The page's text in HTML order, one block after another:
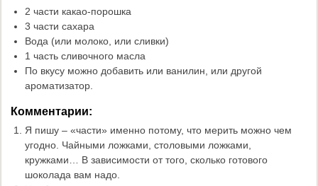
2 части какао-порошка
3 части сахара
Вода (или молоко, или сливки)
1 часть сливочного масла
По вкусу можно добавить или ванилин, или другой
ароматизатор.
Комментарии:
Я пишу – «части» именно потому, что мерить можно чем
угодно. Чайными ложками, столовыми ложками,
кружками… В зависимости от того, сколько готового
шоколада вам надо.